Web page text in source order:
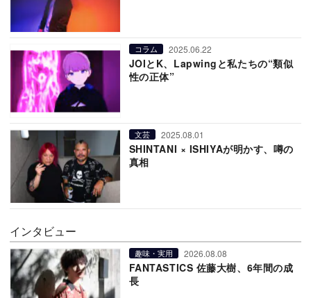
コラム 2025.06.22
JOIとK、Lapwingと私たちの“類似
性の正体”
文芸 2025.08.01
SHINTANI × ISHIYAが明かす、噂の
真相
インタビュー
趣味・実用 2026.08.08
FANTASTICS 佐藤大樹、6年間の成
長